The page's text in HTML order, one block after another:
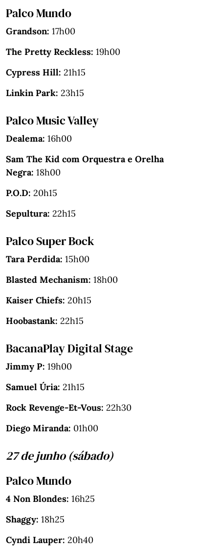
Palco Mundo
Grandson: 17h00
The Pretty Reckless: 19h00
Cypress Hill: 21h15
Linkin Park: 23h15
Palco Music Valley
Dealema: 16h00
Sam The Kid com Orquestra e Orelha
Negra: 18h00
P.O.D: 20h15
Sepultura: 22h15
Palco Super Bock
Tara Perdida: 15h00
Blasted Mechanism: 18h00
Kaiser Chiefs: 20h15
Hoobastank: 22h15
BacanaPlay Digital Stage
Jimmy P: 19h00
Samuel Úria: 21h15
Rock Revenge-Et-Vous: 22h30
Diego Miranda: 01h00
27 de junho (sábado)
Palco Mundo
4 Non Blondes: 16h25
Shaggy: 18h25
Cyndi Lauper: 20h40